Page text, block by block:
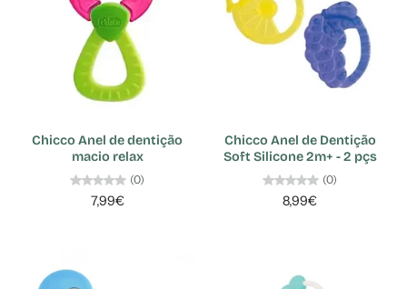
Chicco Anel de dentição
macio relax
(0)
7,99€
Chicco Anel de Dentição
Soft Silicone 2m+ - 2 pçs
(0)
8,99€